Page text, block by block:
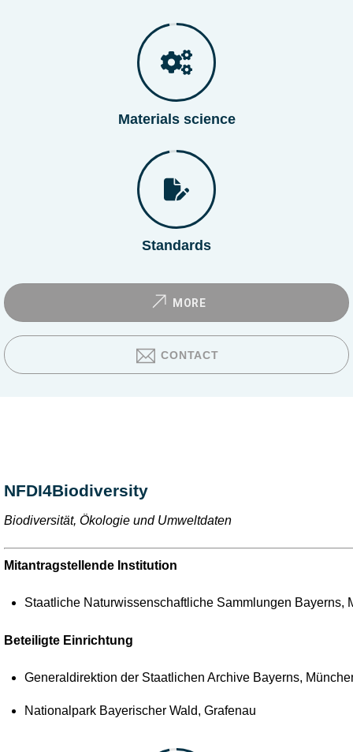
Materials science
Standards
MORE
CONTACT
NFDI4Biodiversity
Biodiversität, Ökologie und Umweltdaten
Mitantragstellende Institution
Staatliche Naturwissenschaftliche Sammlungen Bayerns,
Beteiligte Einrichtung
Generaldirektion der Staatlichen Archive Bayerns,
Nationalpark Bayerischer Wald, Grafenau